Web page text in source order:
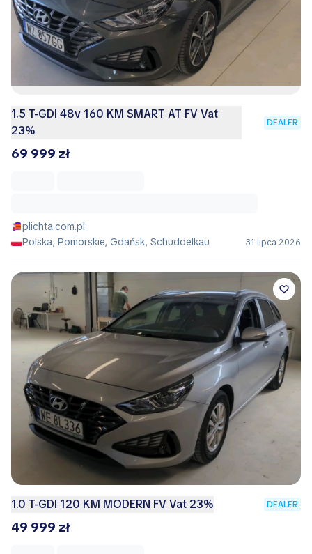
1.5 T-GDI 48v 160 KM SMART AT FV Vat
23%
DEALER
69 999 zł
plichta.com.pl
Polska, Pomorskie, Gdańsk, Schüddelkau
31 lipca 2026
1.0 T-GDI 120 KM MODERN FV Vat 23% DEALER
49 999 zł